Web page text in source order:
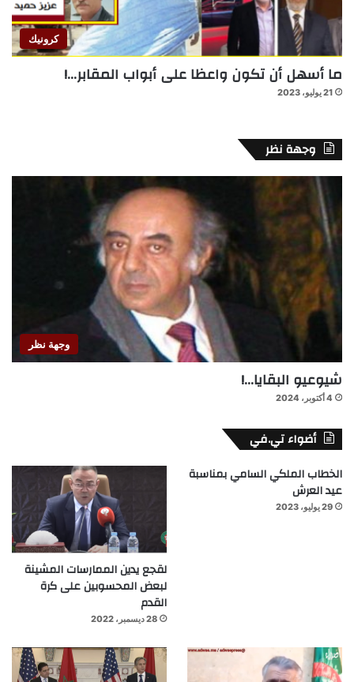
كرونيك
ما أسهل أن تكون واعظا على أبواب المقابر…!
21 يوليو، 2023
وجهة نظر
وجهة نظر
شيوعيو البقايا…!
4 أكتوبر، 2024
أضواء تي.في
الخطاب الملكي السامي بمناسبة
عيد العرش
29 يوليو، 2023
لقجع يدين الممارسات المشينة
لبعض المحسوبين على كرة
القدم
28 ديسمبر، 2022